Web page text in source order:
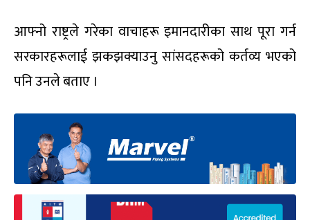
आफ्नो राष्ट्रले गरेका वाचाहरू इमानदारीका साथ पूरा गर्न
सरकारहरूलाई झकझक्याउनु सांसदहरूको कर्तव्य भएको
पनि उनले बताए ।